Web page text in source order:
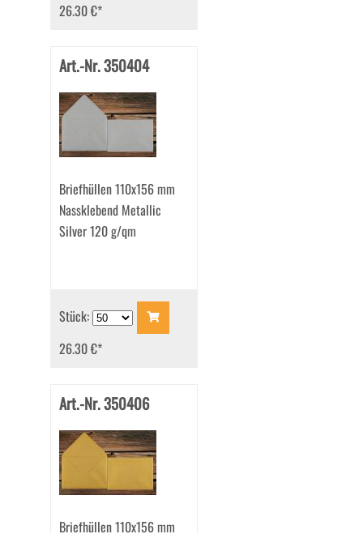
26.30 €*
Art.-Nr. 350404
Briefhüllen 110x156 mm
Nassklebend Metallic
Silver 120 g/qm
Stück:
26.30 €*
Art.-Nr. 350406
Briefhüllen 110x156 mm